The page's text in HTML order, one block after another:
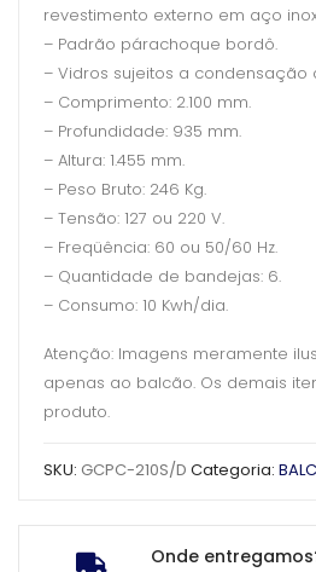
Onde
revestimento externo em aço
– Padrão párachoque bordô.
– Vidros sujeitos a
– Comprimento: 2.100 mm.
– Profundidade: 935 mm.
– Altura: 1.455 mm.
– Peso Bruto: 246 Kg.
– Tensão: 127 ou 220 V.
– Freqüência: 60 ou 50/60 Hz.
– Quantidade de bandejas: 6.
– Consumo: 10 Kwh/dia.
Atenção: Imagens meramente
apenas ao balcão. Os demais
produto.
SKU: GCPC-210S/D Categoria: